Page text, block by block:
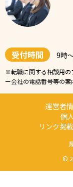
受付時間 9時
※転職に関する相談用の
ー会社の電話番号等の案
運営者
個
リンク掲
©